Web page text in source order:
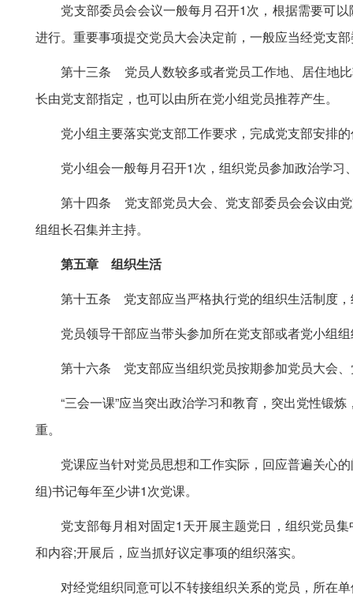
党支部委员会会议一般每月召开1次，根据需要可以
进行。重要事项提交党员大会决定前，一般应当经党支
第十三条 党员人数较多或者党员工作地、居住地比
长由党支部指定，也可以由所在党小组党员推荐产生。
党小组主要落实党支部工作要求，完成党支部安排的
党小组会一般每月召开1次，组织党员参加政治学习
第十四条 党支部党员大会、党支部委员会会议由党
组组长召集并主持。
第五章 组织生活
第十五条 党支部应当严格执行党的组织生活制度，
党员领导干部应当带头参加所在党支部或者党小组组
第十六条 党支部应当组织党员按期参加党员大会、
“三会一课”应当突出政治学习和教育，突出党性锻炼
重。
党课应当针对党员思想和工作实际，回应普遍关心的
组)书记每年至少讲1次党课。
党支部每月相对固定1天开展主题党日，组织党员集
和内容;开展后，应当抓好议定事项的组织落实。
对经党组织同意可以不转接组织关系的党员，所在单